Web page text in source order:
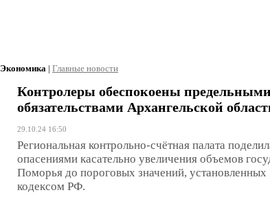
Экономика | Главные новости
Контролеры обеспокоены
обязательствами Архангельской
29.10.24 16:50
Региональная контрольно-счётная палата
опасениями касательно увеличения объемов
Поморья до пороговых значений,
кодексом РФ.